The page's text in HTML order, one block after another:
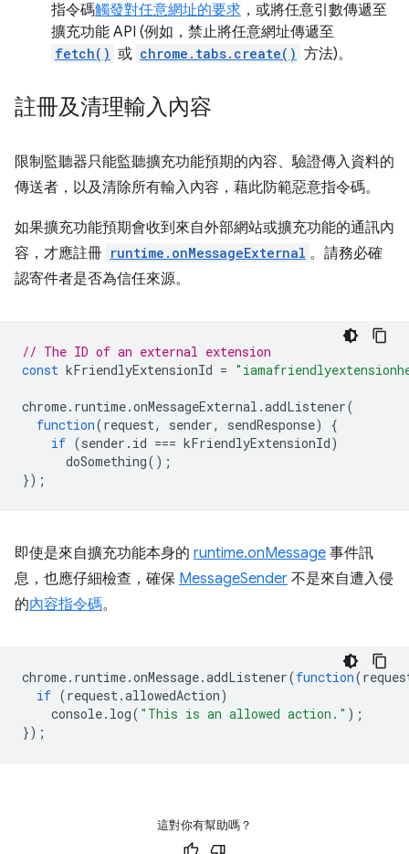
指令碼觸發對任意網址的要求 ，或將任意引數傳遞至
擴充功能 API (例如，禁止將任意網址傳遞至
fetch() 或 chrome.tabs.create() 方法)。
註冊及清理輸入內容
限制監聽器只能監聽擴充功能預期的內容、驗證傳入資料的
傳送者，以及清除所有輸入內容，藉此防範惡意指令碼。
如果擴充功能預期會收到來自外部網站或擴充功能的通訊內
容，才應註冊 runtime.onMessageExternal 。請務必確
認寄件者是否為信任來源。
// The ID of an external extension
const kFriendlyExtensionId =
chrome. runtime.onMessageExternal .addListener(
function(request, sender, sendResponse)
{
if (sender . id === kFriendlyExtensionId)
doSomething();
});
即使是來自擴充功能本身的 runtime.onMessage 事件訊
息，也應仔細檢查，確保 MessageSender 不是來自遭入侵
的內容指令碼。
chrome. runtime.onMessage.addListener(function(
if (request.allowedAction)
console. log( "This is an allowed action." );
});
這對你有幫助嗎？